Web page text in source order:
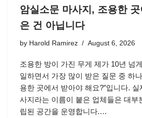
암실소문 마사지, 조용한
은 건 아닙니다
by Harold Ramirez August 6, 2026
조용한 방이 가진 무게 제가 10년 넘
일하면서 가장 많이 받은 질문 중 하
용한 곳에서 받아야 해요?”입니다.
사지라는 이름이 붙은 업체들은 대부
립된 공간을 운영합니다.…